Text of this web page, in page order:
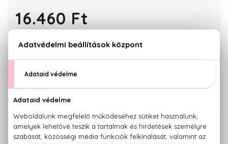
16.460 Ft
KOSÁRBA TESZEM
100% eredeti termékek, 14 napos visszaküldési garanciával